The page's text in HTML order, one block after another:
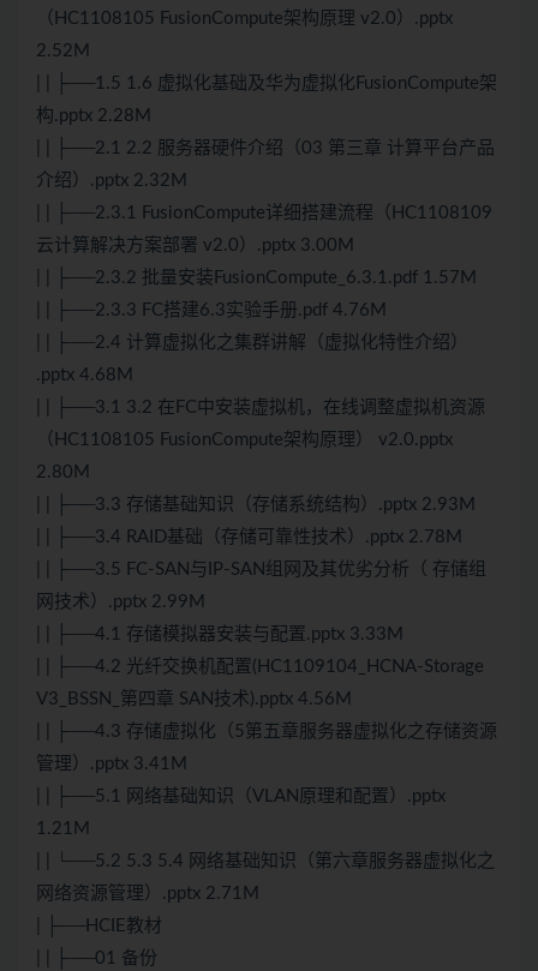
（HC1108105 FusionCompute架构原理 v2.0）.pptx
2.52M
| | ├──1.5 1.6 虚拟化基础及华为虚拟化FusionCompute架
构.pptx 2.28M
| | ├──2.1 2.2 服务器硬件介绍（03 第三章 计算平台产品
介绍）.pptx 2.32M
| | ├──2.3.1 FusionCompute详细搭建流程（HC1108109
云计算解决方案部署 v2.0）.pptx 3.00M
| | ├──2.3.2 批量安装FusionCompute_6.3.1.pdf 1.57M
| | ├──2.3.3 FC搭建6.3实验手册.pdf 4.76M
| | ├──2.4 计算虚拟化之集群讲解（虚拟化特性介绍）
.pptx 4.68M
| | ├──3.1 3.2 在FC中安装虚拟机，在线调整虚拟机资源
（HC1108105 FusionCompute架构原理） v2.0.pptx
2.80M
| | ├──3.3 存储基础知识（存储系统结构）.pptx 2.93M
| | ├──3.4 RAID基础（存储可靠性技术）.pptx 2.78M
| | ├──3.5 FC-SAN与IP-SAN组网及其优劣分析（ 存储组
网技术）.pptx 2.99M
| | ├──4.1 存储模拟器安装与配置.pptx 3.33M
| | ├──4.2 光纤交换机配置(HC1109104_HCNA-Storage
V3_BSSN_第四章 SAN技术).pptx 4.56M
| | ├──4.3 存储虚拟化（5第五章服务器虚拟化之存储资源
管理）.pptx 3.41M
| | ├──5.1 网络基础知识（VLAN原理和配置）.pptx
1.21M
| | └──5.2 5.3 5.4 网络基础知识（第六章服务器虚拟化之
网络资源管理）.pptx 2.71M
| ├──HCIE教材
| | ├──01 备份